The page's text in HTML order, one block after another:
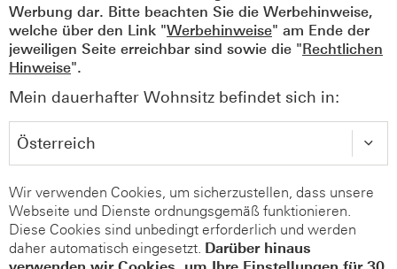
Werbung dar. Bitte beachten Sie die Werbehinweise,
welche über den Link "Werbehinweise" am Ende der
jeweiligen Seite erreichbar sind sowie die "Rechtlichen
Hinweise".
Mein dauerhafter Wohnsitz befindet sich in:
Wir verwenden Cookies, um sicherzustellen, dass unsere
Webseite und Dienste ordnungsgemäß funktionieren.
Diese Cookies sind unbedingt erforderlich und werden
daher automatisch eingesetzt. Darüber hinaus